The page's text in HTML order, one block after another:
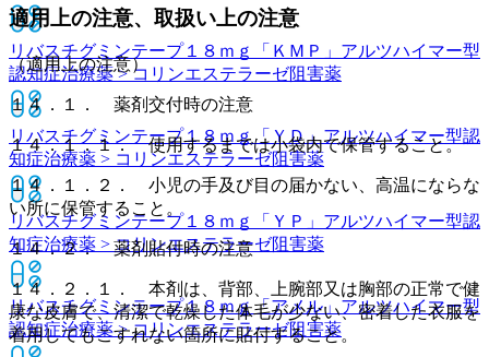
リバスチグミンテープ１８ｍｇ「ＫＭＰ」 アルツハイマー型
認知症治療薬 > コリンエステラーゼ阻害薬
リバスチグミンテープ１８ｍｇ「ＹＤ」アルツハイマー型認
知症治療薬 > コリンエステラーゼ阻害薬
リバスチグミンテープ１８ｍｇ「ＹＰ」 アルツハイマー型認
知症治療薬 > コリンエステラーゼ阻害薬
リバスチグミンテープ１８ｍｇ「アメル」アルツハイマー型
認知症治療薬 > コリンエステラーゼ阻害薬
適用上の注意、取扱い上の注意
（適用上の注意）
１４．１． 薬剤交付時の注意
１４．１．１． 使用するまでは小袋内で保管すること。
１４．１．２． 小児の手及び目の届かない、高温にならな
い所に保管すること。
１４．２． 薬剤貼付時の注意
１４．２．１． 本剤は、背部、上腕部又は胸部の正常で健
康な皮膚で、清潔で乾燥した体毛が少ない、密着した衣服を
着用してもこすれない箇所に貼付すること。